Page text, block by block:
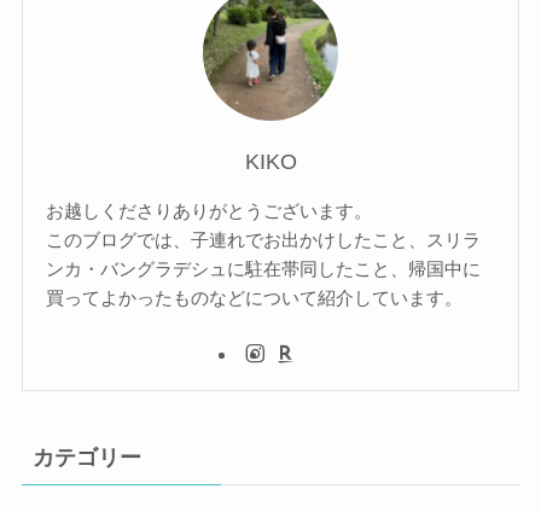
KIKO
お越しくださりありがとうございます。
このブログでは、子連れでお出かけしたこと、スリラ
ンカ・バングラデシュに駐在帯同したこと、帰国中に
買ってよかったものなどについて紹介しています。
カテゴリー